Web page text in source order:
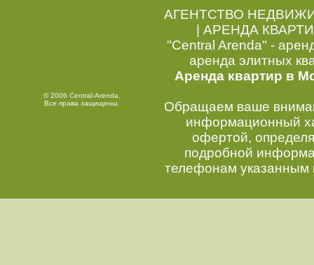
© 2006 Central-Arenda.
Все права защищены.
АГЕНТСТВО
|АРЕНДА
"Central Arenda" -
аренда элитных
Аренда квартир в
Обращаем ваше
информационный
офертой,
подробной
телефонам указанным